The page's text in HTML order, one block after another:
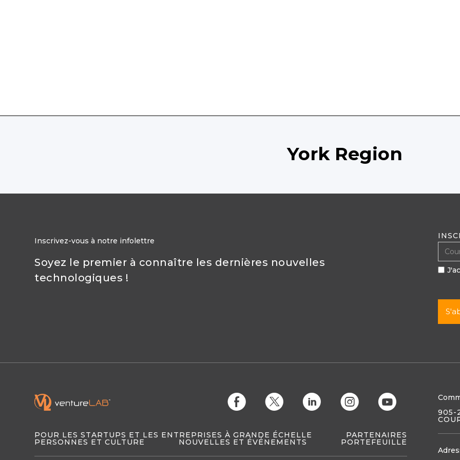
York Region
Inscrivez-vous à notre infolettre
Soyez le premier à connaître les dernières nouvelles
technologiques !
E D C Q M
POUR LES STARTUPS ET LES ENTREPRISES À GRANDE ÉCHELLE PARTENAIRES
PERSONNES ET CULTURE NOUVELLES ET ÉVÉNEMENTS PORTEFEUILLE
905-